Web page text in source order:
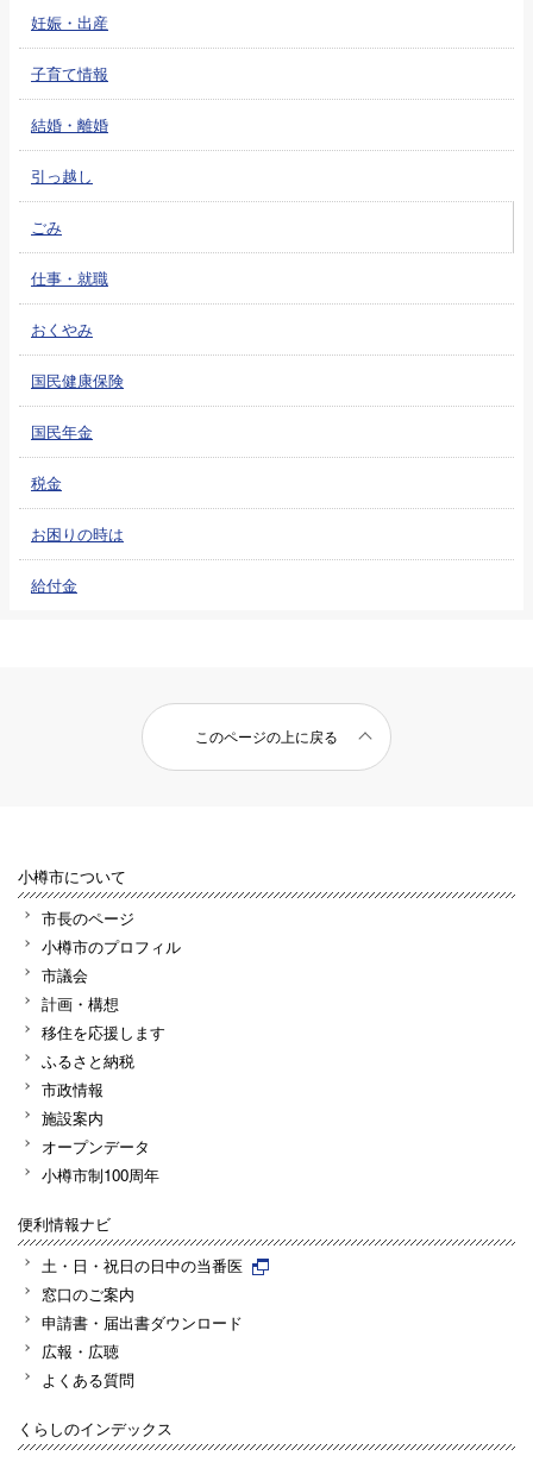
妊娠・出産
子育て情報
結婚・離婚
引っ越し
ごみ
仕事・就職
おくやみ
国民健康保険
国民年金
税金
お困りの時は
給付金
このページの上に戻る
小樽市について
市長のページ
小樽市のプロフィル
市議会
計画・構想
移住を応援します
ふるさと納税
市政情報
施設案内
オープンデータ
小樽市制100周年
便利情報ナビ
土・日・祝日の日中の当番医
窓口のご案内
申請書・届出書ダウンロード
広報・広聴
よくある質問
くらしのインデックス